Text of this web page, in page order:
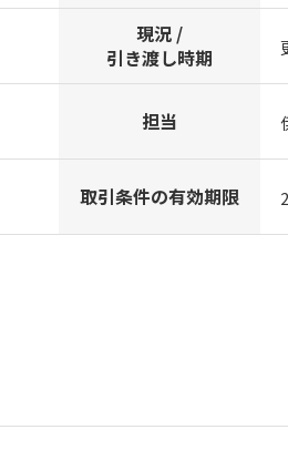
現況 /
引き渡し時期
担当
取引条件の有効期限